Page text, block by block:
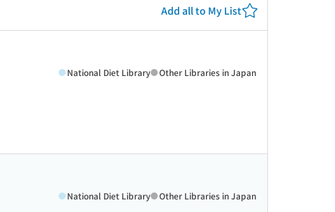
Add all to My List
National Diet Library Other Libraries in Japan
National Diet Library Other Libraries in Japan